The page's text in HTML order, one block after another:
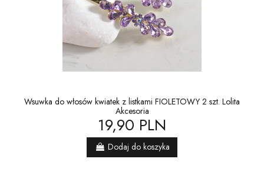
Wsuwka do włosów kwiatek z listkami FIOLETOWY 2 szt. Lolita
Akcesoria
19,90 PLN
Dodaj do koszyka